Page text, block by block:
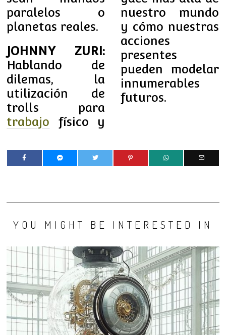
paralelos o
planetas reales.
JOHNNY ZURI:
Hablando de
dilemas, la
utilización de
trolls para
trabajo físico y
nuestro mundo
y cómo nuestras
acciones
presentes
pueden modelar
innumerables
futuros.
YOU MIGHT BE INTERESTED IN